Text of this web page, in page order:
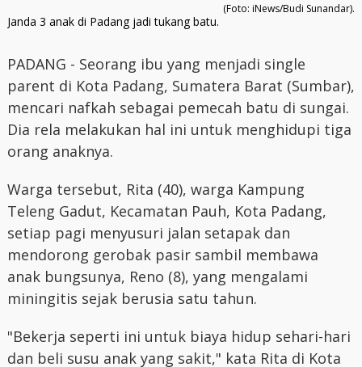
(Foto: iNews/Budi Sunandar).
Janda 3 anak di Padang jadi tukang batu.
PADANG - Seorang ibu yang menjadi single
parent di Kota Padang, Sumatera Barat (Sumbar),
mencari nafkah sebagai pemecah batu di sungai.
Dia rela melakukan hal ini untuk menghidupi tiga
orang anaknya.
Warga tersebut, Rita (40), warga Kampung
Teleng Gadut, Kecamatan Pauh, Kota Padang,
setiap pagi menyusuri jalan setapak dan
mendorong gerobak pasir sambil membawa
anak bungsunya, Reno (8), yang mengalami
miningitis sejak berusia satu tahun.
"Bekerja seperti ini untuk biaya hidup sehari-hari
dan beli susu anak yang sakit," kata Rita di Kota